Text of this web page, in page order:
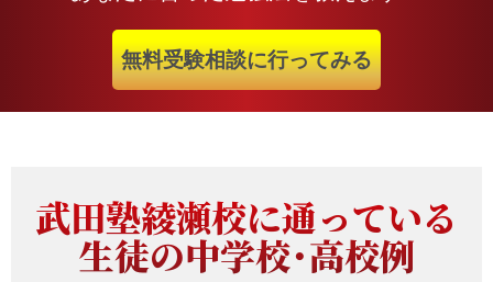
無料受験相談に行ってみる
武田塾綾瀬校に通っている
生徒の中学校・高校例